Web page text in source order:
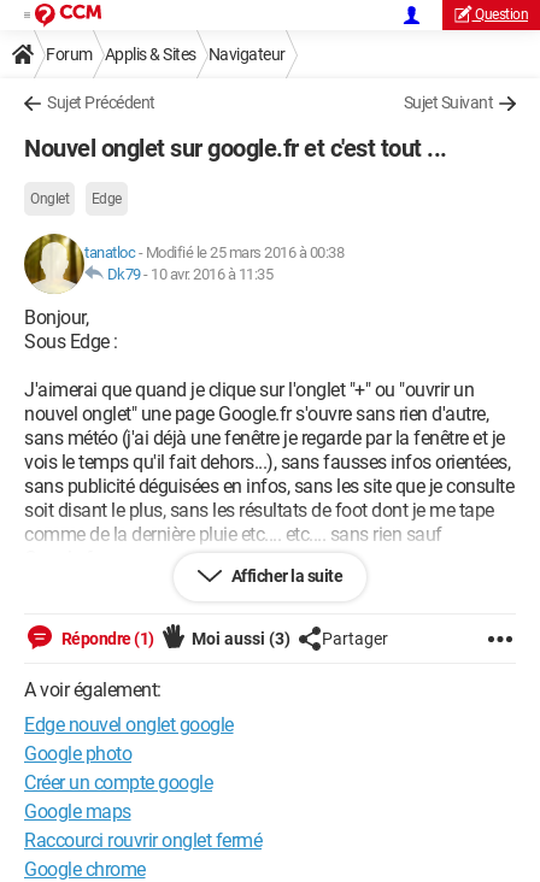
Question
Forum Applis & Sites Navigateur
Microsoft Edge / Internet Explorer
Sujet Précédent Sujet Suivant
Nouvel onglet sur google.fr et c'est tout ...
Onglet Edge
tanatloc- Modifié le 25 mars 2016 à 00:38
Dk79- 10 avr. 2016 à 11:35
Bonjour,
Sous Edge :
J'aimerai que quand je clique sur l'onglet "+" ou "ouvrir un
nouvel onglet" une page Google.fr s'ouvre sans rien d'autre,
sans météo (j'ai déjà une fenêtre je regarde par la fenêtre et je
vois le temps qu'il fait dehors...), sans fausses infos orientées,
sans publicité déguisées en infos, sans les site que je consulte
soit disant le plus, sans les résultats de foot dont je me tape
comme de la dernière pluie etc.... etc.... sans rien sauf
https://www.google.fr/
(Comme avant ... )
Quelqu'un connaît la solution.
Merci pour vos réponses.
Afficher la suite
Répondre (1) Moi aussi (3) Partager
A voir également:
Edge nouvel onglet google
Google photo
Créer un compte google
Google maps
Raccourci rouvrir onglet fermé
Google chrome